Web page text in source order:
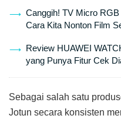
Canggih! TV Micro
Cara Kita Nonton Film
Review HUAWEI
yang Punya Fitur Cek
Sebagai salah satu
Jotun secara konsisten